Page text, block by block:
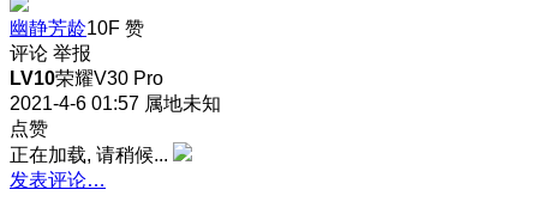
幽静芳龄10F 赞
评论 举报
LV10荣耀V30 Pro
2021-4-6 01:57 属地未知
点赞
正在加载, 请稍候...
发表评论…